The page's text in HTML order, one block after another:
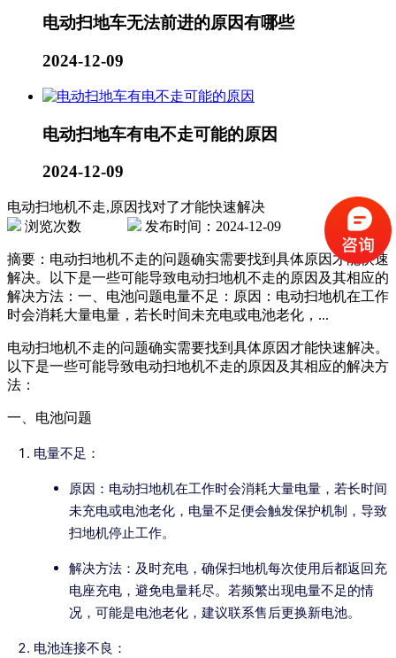
电动扫地车无法前进的原因有哪些
2024-12-09
电动扫地车有电不走可能的原因
2024-12-09
电动扫地机不走,原因找对了才能快速解决
浏览次数
发布时间：2024-12-09
摘要：电动扫地机不走的问题确实需要找到具体原因才能快速
解决。以下是一些可能导致电动扫地机不走的原因及其相应的
解决方法：一、电池问题电量不足：原因：电动扫地机在工作
时会消耗大量电量，若长时间未充电或电池老化，...
电动扫地机不走的问题确实需要找到具体原因才能快速解决。
以下是一些可能导致电动扫地机不走的原因及其相应的解决方
法：
一、电池问题
电量不足：
原因：电动扫地机在工作时会消耗大量电量，若长时间
未充电或电池老化，电量不足便会触发保护机制，导致
扫地机停止工作。
解决方法：及时充电，确保扫地机每次使用后都返回充
电座充电，避免电量耗尽。若频繁出现电量不足的情
况，可能是电池老化，建议联系售后更换新电池。
电池连接不良：